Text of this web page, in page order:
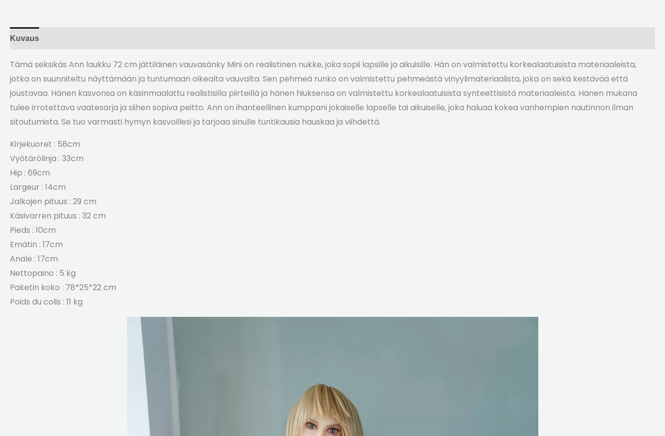
Kuvaus
Tämä seksikäs Ann laukku 72 cm jättiläinen vauvasänky Mini on realistinen nukke, joka sopii lapsille ja aikuisille. Hän on valmistettu korkealaatuisista materiaaleista,
jotka on suunniteltu näyttämään ja tuntumaan oikealta vauvalta. Sen pehmeä runko on valmistettu pehmeästä vinyylimateriaalista, joka on sekä kestävää että
joustavaa. Hänen kasvonsa on käsinmaalattu realistisilla piirteillä ja hänen hiuksensa on valmistettu korkealaatuisista synteettisistä materiaaleista. Hänen mukana
tulee irrotettava vaatesarja ja siihen sopiva peitto. Ann on ihanteellinen kumppani jokaiselle lapselle tai aikuiselle, joka haluaa kokea vanhempien nautinnon ilman
sitoutumista. Se tuo varmasti hymyn kasvoillesi ja tarjoaa sinulle tuntikausia hauskaa ja viihdettä.
Kirjekuoret : 58cm
Vyötärölinja : 33cm
Hip : 69cm
Largeur : 14cm
Jalkojen pituus : 29 cm
Käsivarren pituus : 32 cm
Pieds : 10cm
Emätin : 17cm
Anale : 17cm
Nettopaino : 5 kg
Paketin koko : 78*25*22 cm
Poids du colis : 11 kg